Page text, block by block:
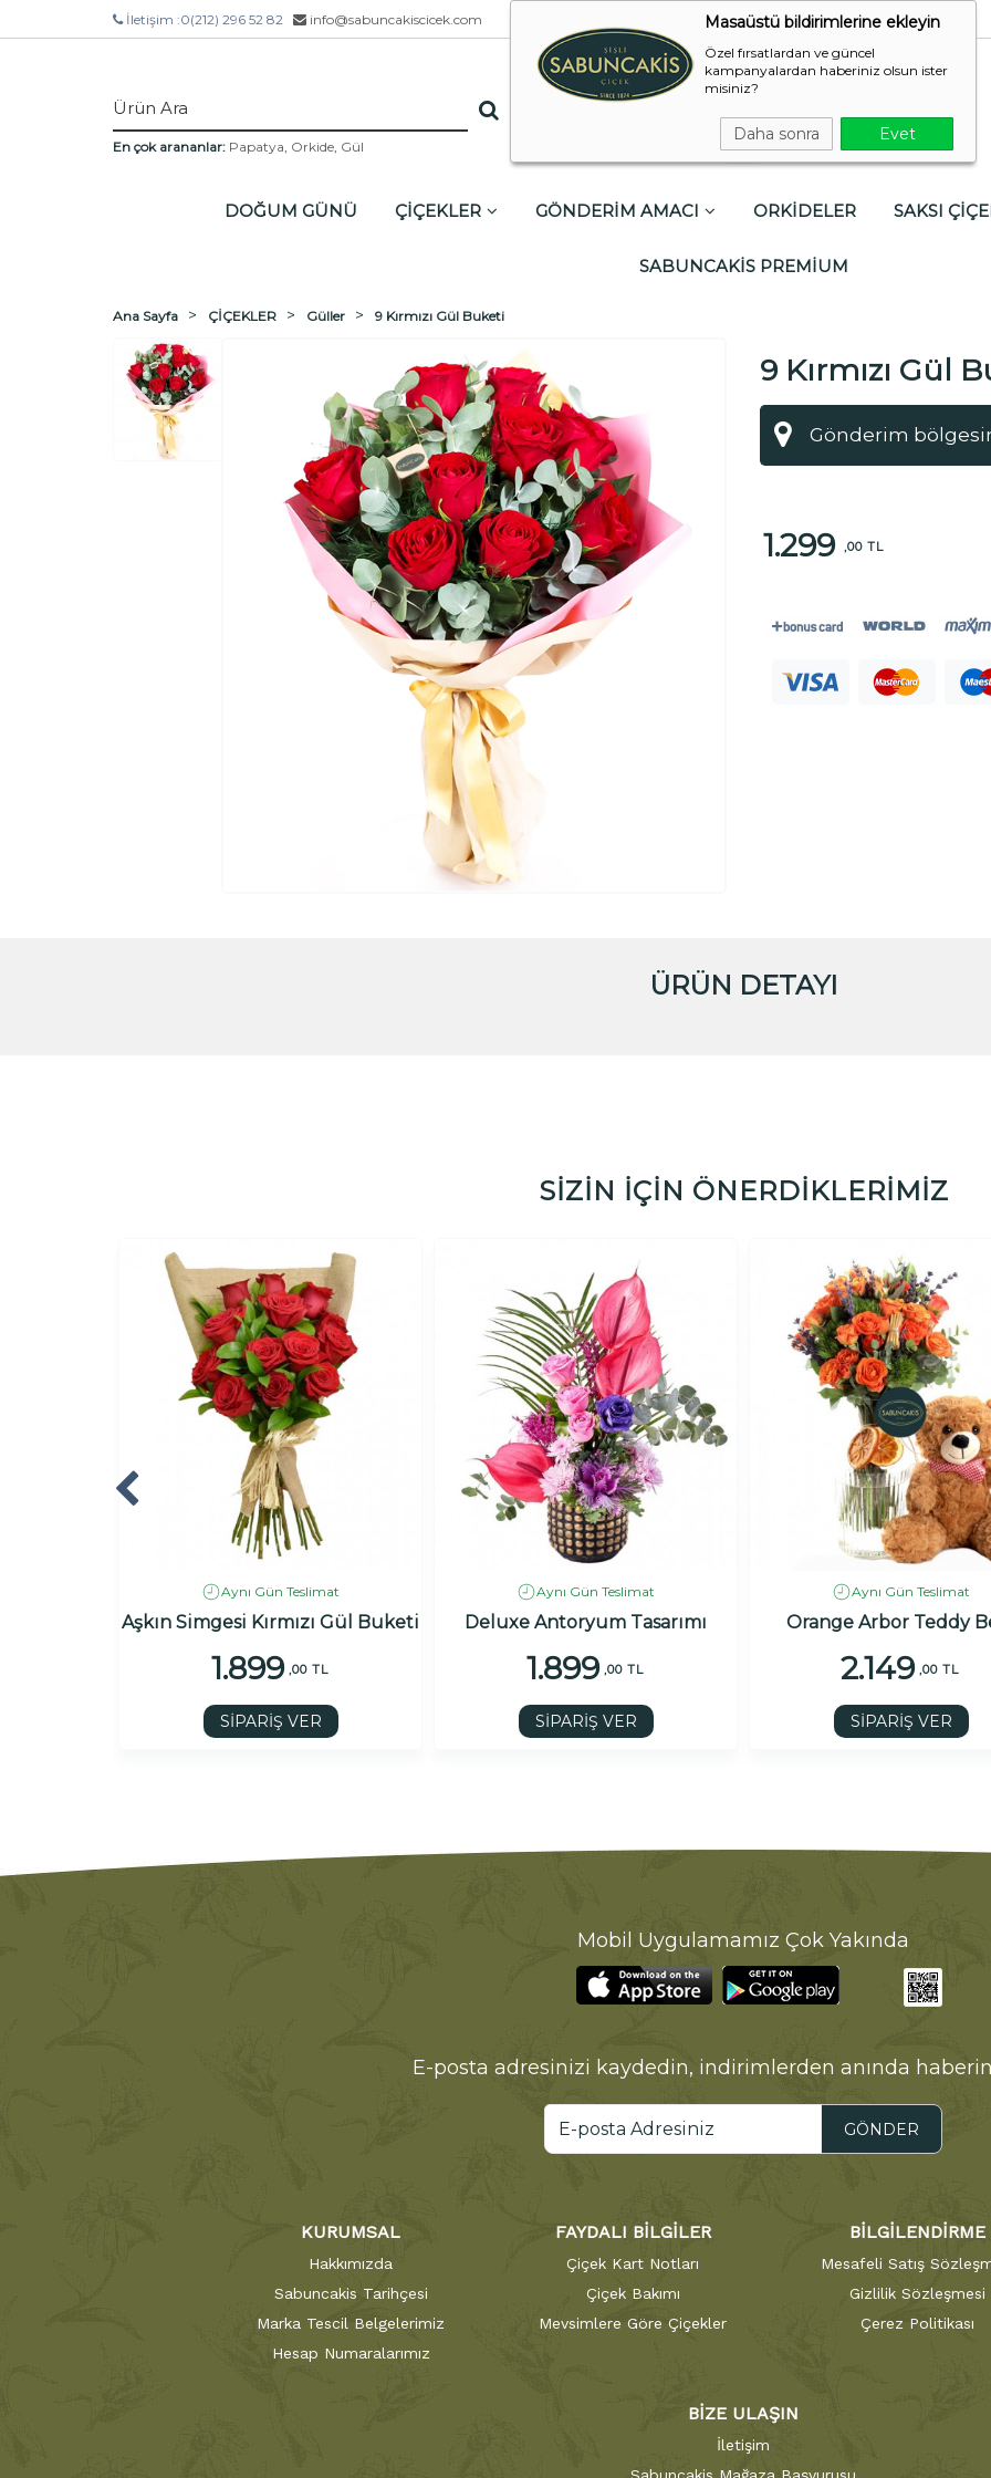
Masaüstü bildirimlerine ekleyin
Özel fırsatlardan ve güncel
kampanyalardan haberiniz olsun ister
misiniz?
Daha sonra Evet
İletişim :0(212) 296 52 82 info@sabuncakiscicek.com
En çok arananlar: Papatya, Orkide, Gül
DOĞUM GÜNÜ ÇİÇEKLER GÖNDERİM AMACI ORKİDELER SAKSI
SABUNCAKİS PREMİUM
Ana Sayfa ÇİÇEKLER Güller 9 Kırmızı Gül Buketi
9 Kırmızı Gül
1.299 ,00 TL
ÜRÜN DETAYI
SİZİN İÇİN ÖNERDİKLERİMİZ
Aynı Gün Teslimat
Aşkın Simgesi Kırmızı Gül Buketi
1.899 ,00 TL
SİPARİŞ VER
Aynı Gün Teslimat
Deluxe Antoryum Tasarımı
1.899 ,00 TL
SİPARİŞ VER
Aynı Gün Teslimat
Orange Arbor Teddy
2.149 ,00 TL
SİPARİŞ VER
Mobil Uygulamamız Çok Yakında
E-posta adresinizi kaydedin, indirimlerden anında
GÖNDER
KURUMSAL
Hakkımızda
Sabuncakis Tarihçesi
Marka Tescil Belgelerimiz
Hesap Numaralarımız
FAYDALI BİLGİLER
Çiçek Kart Notları
Çiçek Bakımı
Mevsimlere Göre Çiçekler
BİLGİLENDİRME
Mesafeli Satış
Gizlilik Sözleşmesi
Çerez Politikası
BİZE ULAŞIN
İletişim